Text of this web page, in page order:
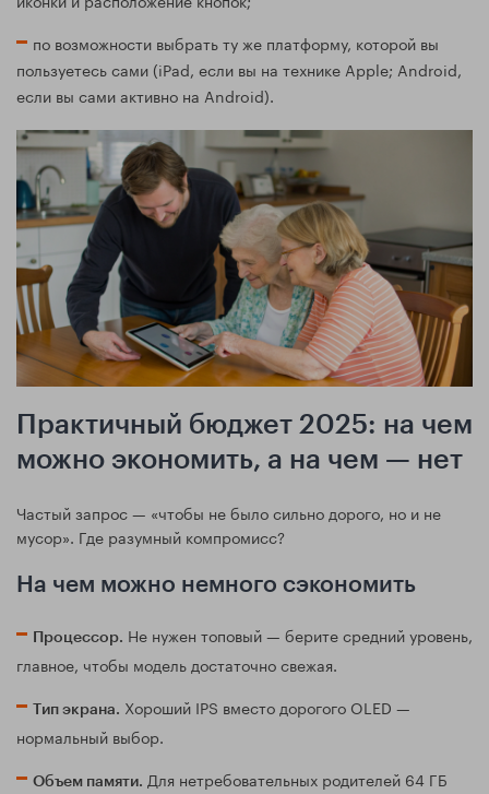
по возможности выбрать ту же платформу, которой вы
пользуетесь сами (iPad, если вы на технике Apple; Android,
если вы сами активно на Android).
Практичный бюджет 2025: на чем
можно экономить, а на чем — нет
Частый запрос — «чтобы не было сильно дорого, но и не
мусор». Где разумный компромисс?
На чем можно немного сэкономить
Процессор. Не нужен топовый — берите средний уровень,
главное, чтобы модель достаточно свежая.
Тип экрана. Хороший IPS вместо дорогого OLED —
нормальный выбор.
Объем памяти. Для нетребовательных родителей 64 ГБ